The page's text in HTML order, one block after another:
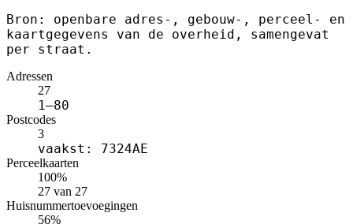
Bron: openbare adres-, gebouw-, perceel- en
kaartgegevens van de overheid, samengevat
per straat.
Adressen
27
1–80
Postcodes
3
vaakst: 7324AE
Perceelkaarten
100%
27 van 27
Huisnummertoevoegingen
56%